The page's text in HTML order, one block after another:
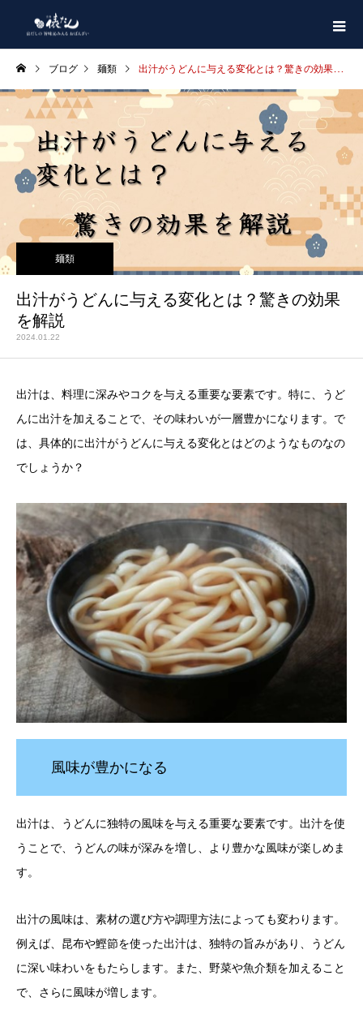
ブログ 麺類 出汁がうどんに与える変化とは？驚きの効果を解説
麺類
出汁がうどんに与える変化とは？驚きの効果
を解説
2024.01.22
出汁は、料理に深みやコクを与える重要な要素です。特に、うど
んに出汁を加えることで、その味わいが一層豊かになります。で
は、具体的に出汁がうどんに与える変化とはどのようなものなの
でしょうか？
風味が豊かになる
出汁は、うどんに独特の風味を与える重要な要素です。出汁を使
うことで、うどんの味が深みを増し、より豊かな風味が楽しめま
す。
出汁の風味は、素材の選び方や調理方法によっても変わります。
例えば、昆布や鰹節を使った出汁は、独特の旨みがあり、うどん
に深い味わいをもたらします。また、野菜や魚介類を加えること
で、さらに風味が増します。